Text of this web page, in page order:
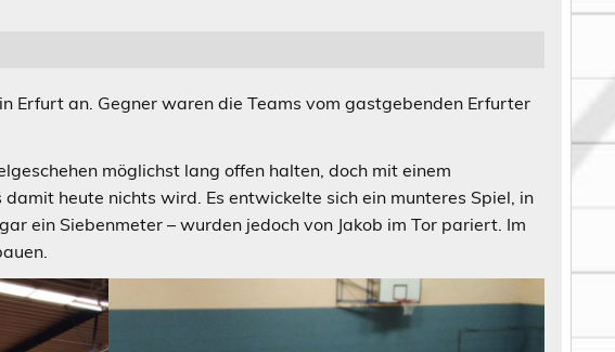
Erfurt an. Gegner waren die Teams vom gastgebenden Erfurter
möglichst lang offen halten, doch mit einem
heute nichts wird. Es entwickelte sich ein munteres Spiel, in
ein Siebenmeter – wurden jedoch von Jakob im Tor pariert. Im